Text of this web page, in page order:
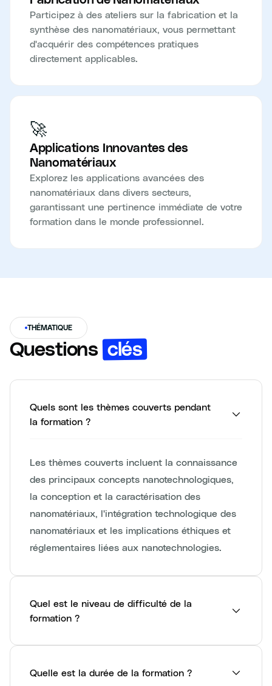
Participez à des ateliers sur la fabrication et la
synthèse des nanomatériaux, vous permettant
d'acquérir des compétences pratiques
directement applicables.
🚀
Applications Innovantes des
Nanomatériaux
Explorez les applications avancées des
nanomatériaux dans divers secteurs,
garantissant une pertinence immédiate de votre
formation dans le monde professionnel.
THÉMATIQUE
Questions clés
Quels sont les thèmes couverts pendant
la formation ?
Les thèmes couverts incluent la connaissance
des principaux concepts nanotechnologiques,
la conception et la caractérisation des
nanomatériaux, l'intégration technologique des
nanomatériaux et les implications éthiques et
réglementaires liées aux nanotechnologies.
Quel est le niveau de difficulté de la
formation ?
Quelle est la durée de la formation ?